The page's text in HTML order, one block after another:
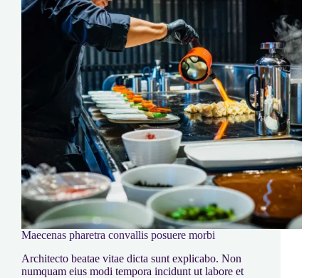
Maecenas pharetra convallis posuere morbi
Architecto beatae vitae dicta sunt explicabo. Non
numquam eius modi tempora incidunt ut labore et